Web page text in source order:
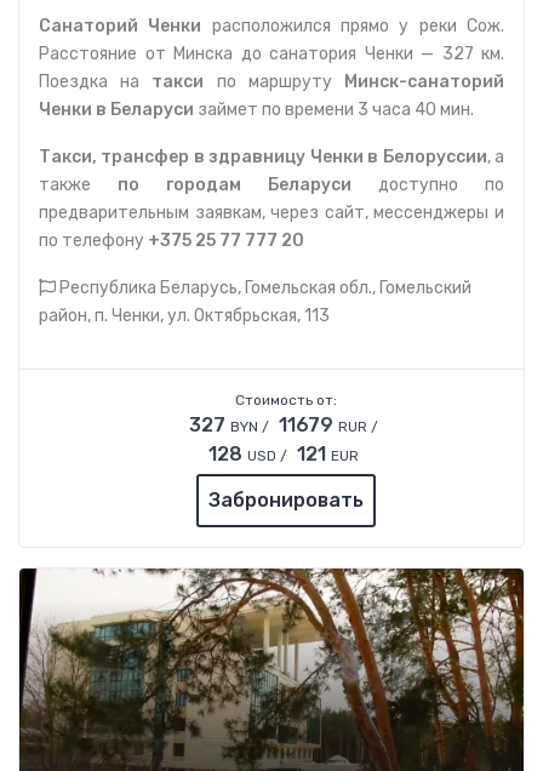
Санаторий Ченки расположился прямо у реки Сож.
Расстояние от Минска до санатория Ченки — 327 км.
Поездка на такси по маршруту
Минск-санаторий
Ченки в Беларуси займет по времени 3 часа 40 мин.
Такси, трансфер в здравницу Ченки в Белоруссии, а
также по городам Беларуси доступно по
предварительным заявкам, через сайт, мессенджеры и
по телефону +375 25 77 777 20
Республика Беларусь, Гомельская обл., Гомельский
район, п. Ченки, ул. Октябрьская, 113
Стоимость от:
327 BYN / 11679 RUR /
128 USD / 121 EUR
Забронировать